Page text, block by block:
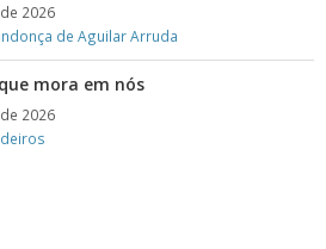
2026
de Aguilar Arruda
mora em nós
2026